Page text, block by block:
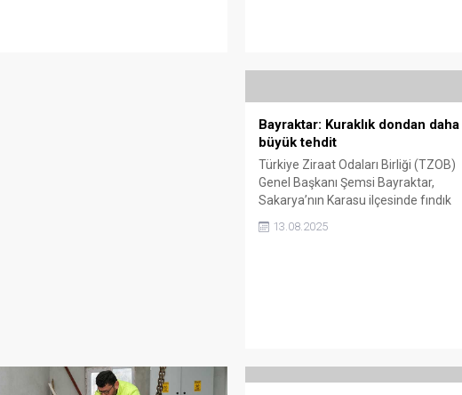
Bayraktar: Kuraklık dondan daha
büyük tehdit
Türkiye Ziraat Odaları Birliği (TZOB)
Genel Başkanı Şemsi Bayraktar,
Sakarya’nın Karasu ilçesinde fındık
bahçelerinde yaptığı incelemelerde,
kuraklık, don ve hastalıkların üretimde
13.08.2025